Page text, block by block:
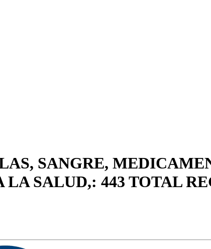
SANGRE,
SALUD,: 443 TOTAL